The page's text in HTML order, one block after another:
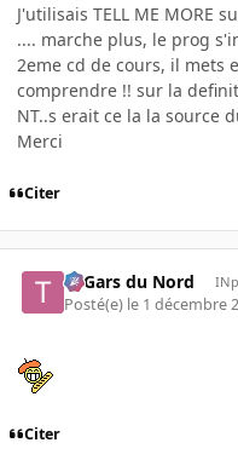
J'utilisais TELL ME MORE
.... marche plus, le prog
2eme cd de cours, il mets
comprendre !! sur la
NT..s erait ce la la source
Merci
Citer
Ti Gars du Nord
Posté(e) le 1 décembre
Citer